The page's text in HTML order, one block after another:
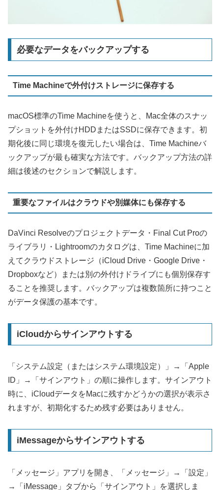
必要なデータをバックアップする
Time Machineで外付けストレージに保存する
macOS標準のTime Machineを使うと、Mac全体のスナッ
プショットを外付けHDDまたはSSDに保存できます。初
期化後に同じ環境を復元したい場合は、Time Machineバ
ックアップが最も確実な方法です。バックアップ方法の詳
細は後述のセクションで解説します。
重要なファイルはクラウドや別媒体にも保存する
DaVinci Resolveのプロジェクトデータ・Final Cut Proの
ライブラリ・Lightroomのカタログは、Time Machineに加
えてクラウドストレージ（iCloud Drive・Google Drive・
Dropboxなど）または別の外付けドライブにも個別保存す
ることを推奨します。バックアップは複数箇所に持つこと
がデータ保護の基本です。
iCloudからサインアウトする
「システム設定（またはシステム環境設定）」→「Apple
ID」→「サインアウト」の順に操作します。サインアウト
時に、iCloudデータをMacに残すかどうかの選択が表示さ
れますが、初期化するため残す必要はありません。
iMessageからサインアウトする
「メッセージ」アプリを開き、「メッセージ」→「設定」
→「iMessage」タブから「サインアウト」を選択しま